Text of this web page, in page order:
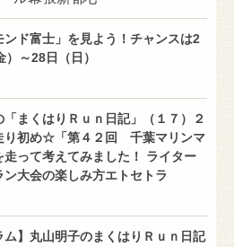
ンド富士」を見よう！チャンスは2
）～28日（日）
「まくはりＲｕｎ日記」（１７）２
り初め☆「第４２回 千葉マリンマ
走って考えてみました！ ライター
ン大会の楽しみ方エトセトラ
ム】丸山明子のまくはりＲｕｎ日記